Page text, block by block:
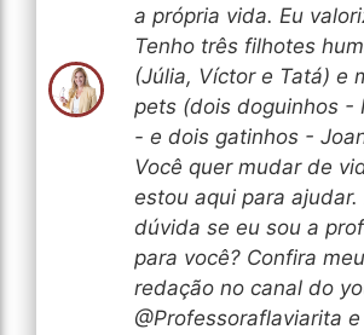
a própria vida. Eu
Tenho três filhotes
(Júlia, Víctor e Tatá) e
pets (dois doguinhos -
- e dois gatinhos -
Você quer mudar de
estou aqui para ajudar.
dúvida se eu sou a
para você? Confira
redação no canal do
@Professoraflaviarita